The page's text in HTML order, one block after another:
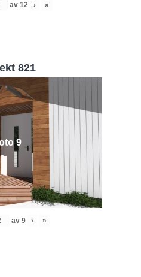
av 12 › »
821
9
av 9 › »